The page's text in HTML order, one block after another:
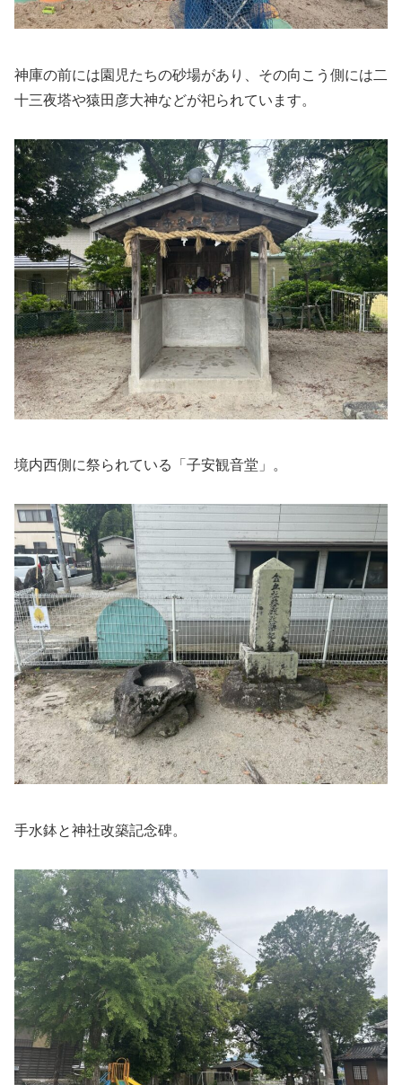
神庫の前には園児たちの砂場があり、その向こう側には二
十三夜塔や猿田彦大神などが祀られています。
境内西側に祭られている「子安観音堂」。
手水鉢と神社改築記念碑。